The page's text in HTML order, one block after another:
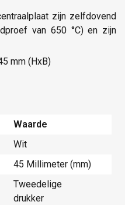
zijn zelfdovend
van 650 °C) en zijn
mm (HxB)
Waarde
Wit
45 Millimeter (mm)
Tweedelige
drukker